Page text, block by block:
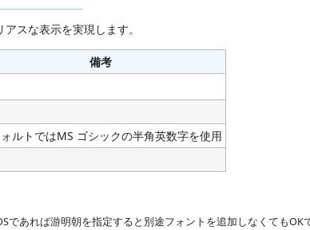
スな表示を実現します。
備考
ルトではMS ゴシックの半角英数字を使用
あれば游明朝を指定すると別途フォントを追加しなくてもOK